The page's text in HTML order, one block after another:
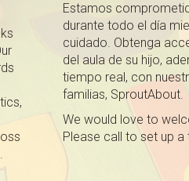
Estamos
durante todo el día
cuidado. Obtenga
del aula de su hijo,
tiempo real, con
familias, SproutAbout.
We would love to
Please call to set up a